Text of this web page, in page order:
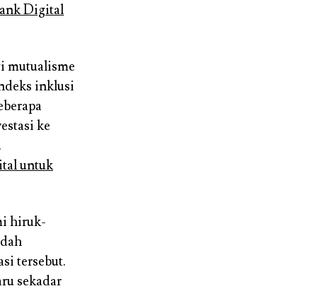
Digital
mutualisme
inklusi
ke
untuk
hiruk-
tersebut.
sekadar